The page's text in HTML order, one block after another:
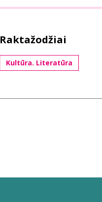
Raktažodžiai
Kultūra. Literatūra